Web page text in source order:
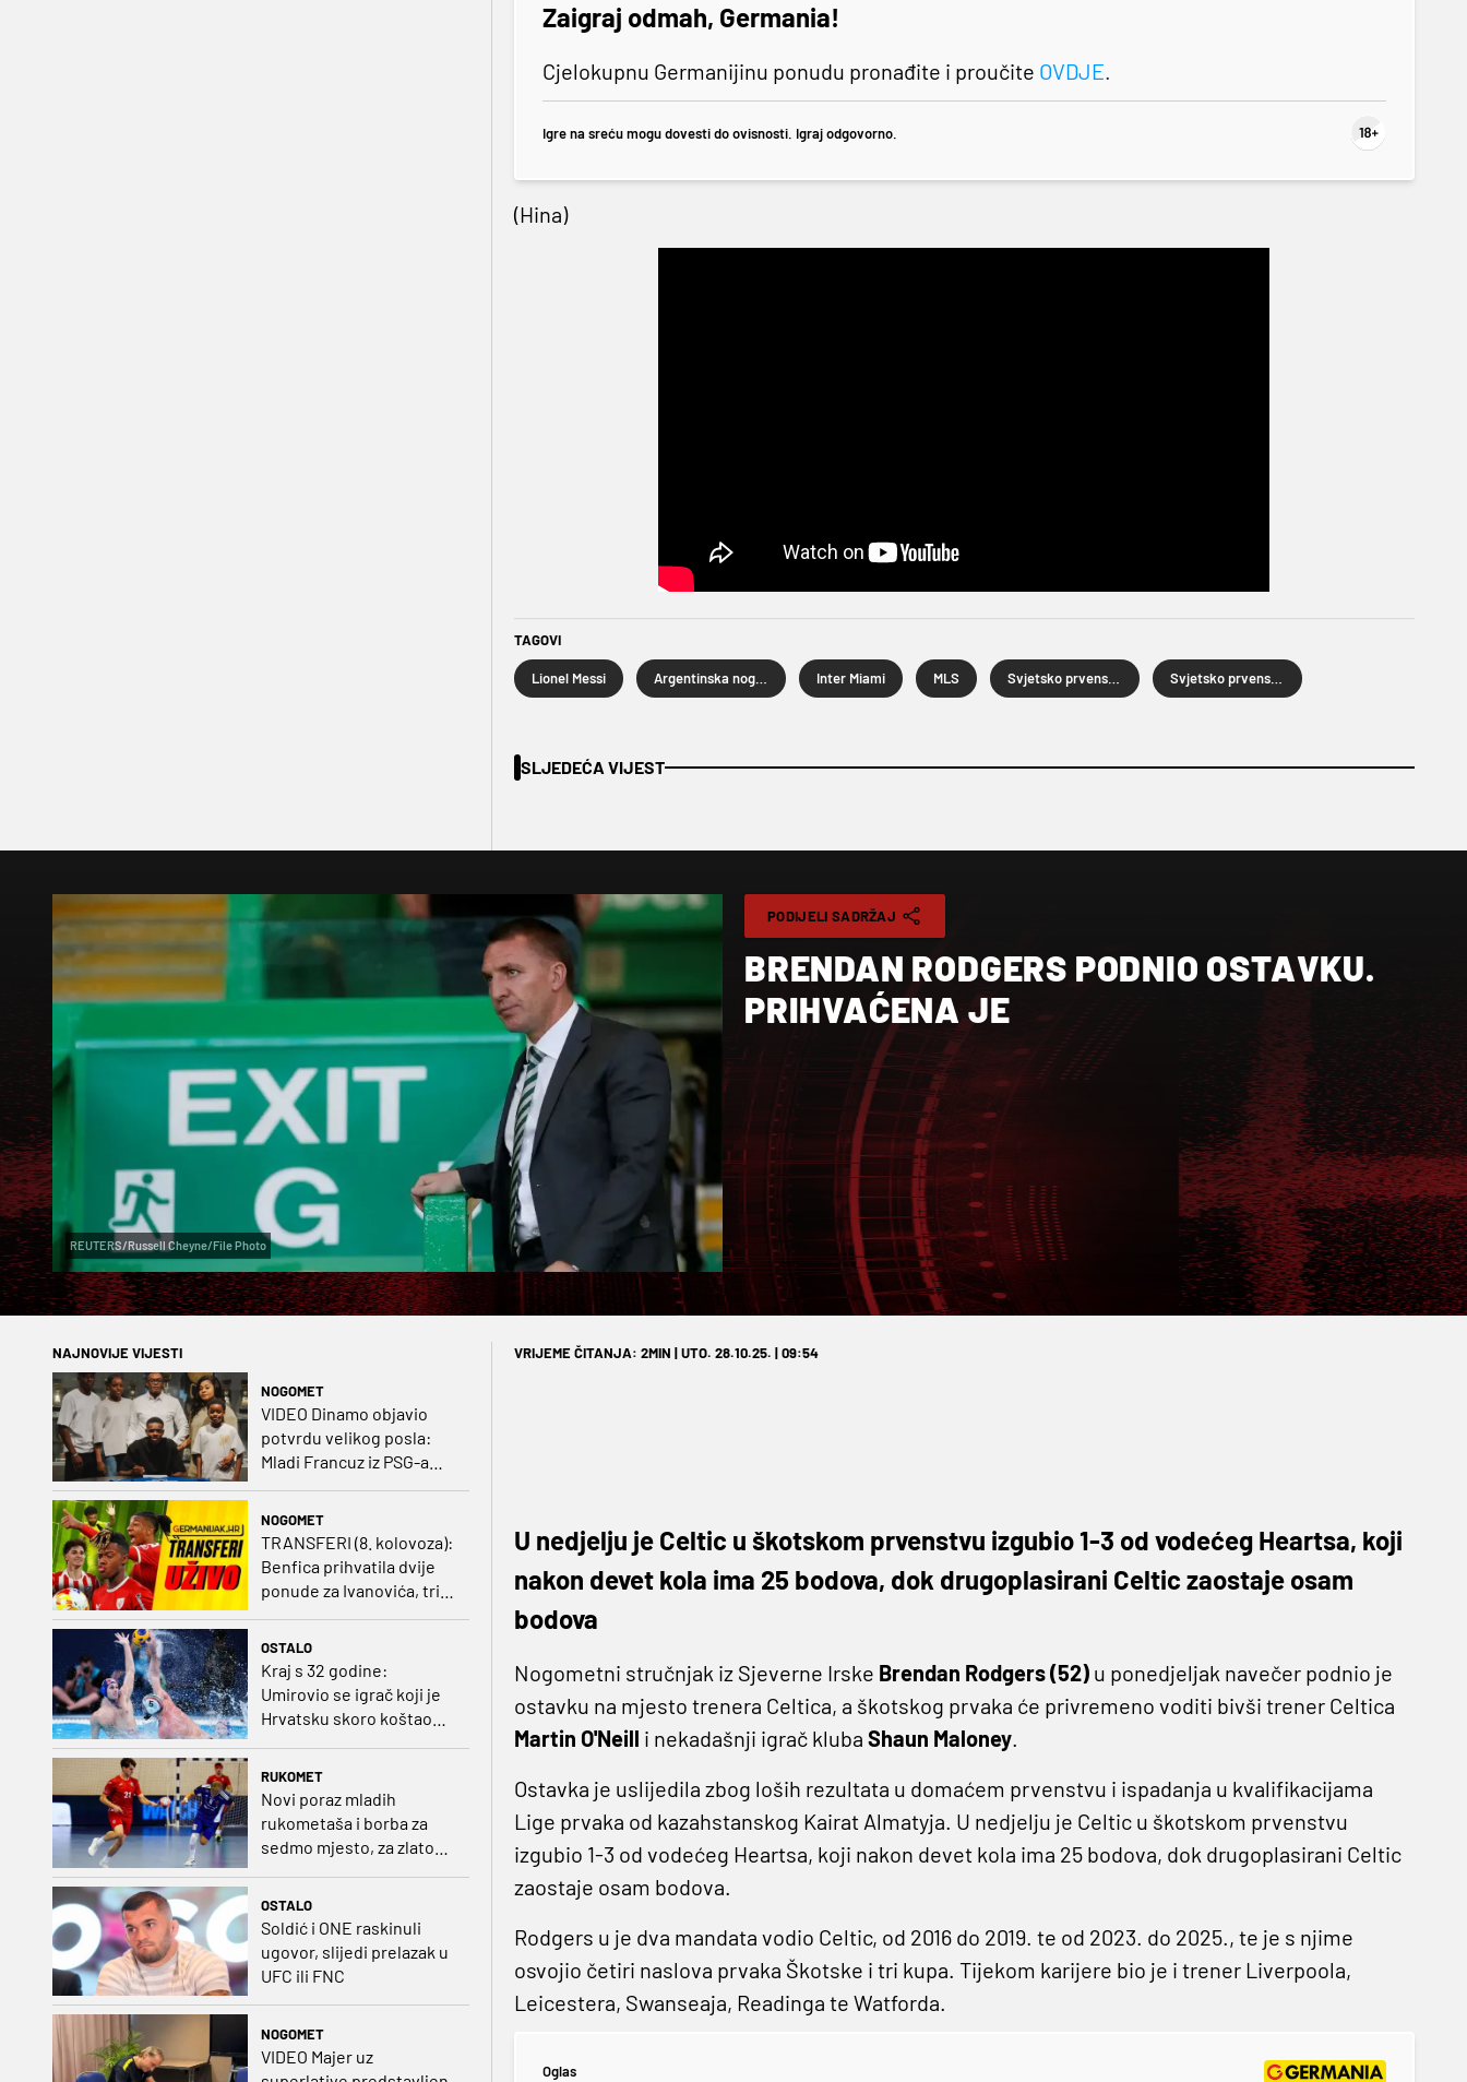
Zaigraj odmah, Germania!
Cjelokupnu Germanijinu ponudu pronađite i proučite OVDJE.
Igre na sreću mogu dovesti do ovisnosti. Igraj odgovorno.
(Hina)
TAGOVI
Lionel Messi Argentinska nogometna reprezentacija Inter Miami MLS Svjetsko prvenstvo u nogometu Svjetsko prvenstvo u nogometu 2026.
SLJEDEĆA VIJEST
REUTERS/Russell Cheyne/File Photo
PODIJELI SADRŽAJ
BRENDAN RODGERS PODNIO OSTAVKU.
PRIHVAĆENA JE
NAJNOVIJE VIJESTI
NOGOMET
VIDEO Dinamo objavio
potvrdu velikog posla:
Mladi Francuz iz PSG-a
zadužio dres Plavih!
NOGOMET
TRANSFERI (8. kolovoza):
Benfica prihvatila dvije
ponude za Ivanovića, tri
OSTALO
Kraj s 32 godine:
Umirovio se igrač koji je
Hrvatsku skoro koštao
RUKOMET
Novi poraz mladih
rukometaša i borba za
sedmo mjesto, za zlato
OSTALO
Soldić i ONE raskinuli
ugovor, slijedi prelazak u
UFC ili FNC
NOGOMET
VIDEO Majer uz
VRIJEME ČITANJA: 2MIN | UTO. 28.10.25. | 09:54
U nedjelju je Celtic u škotskom prvenstvu izgubio 1-3 od vodećeg Heartsa, koji
nakon devet kola ima 25 bodova, dok drugoplasirani Celtic zaostaje osam
bodova
Nogometni stručnjak iz Sjeverne Irske Brendan Rodgers (52)u ponedjeljak navečer podnio je
ostavku na mjesto trenera Celtica, a škotskog prvaka će privremeno voditi bivši trener Celtica
Martin O'Neill i nekadašnji igrač kluba Shaun Maloney.
Ostavka je uslijedila zbog loših rezultata u domaćem prvenstvu i ispadanja u kvalifikacijama
Lige prvaka od kazahstanskog Kairat Almatyja. U nedjelju je Celtic u škotskom prvenstvu
izgubio 1-3 od vodećeg Heartsa, koji nakon devet kola ima 25 bodova, dok drugoplasirani Celtic
zaostaje osam bodova.
Rodgers u je dva mandata vodio Celtic, od 2016 do 2019. te od 2023. do 2025., te je s njime
osvojio četiri naslova prvaka Škotske i tri kupa. Tijekom karijere bio je i trener Liverpoola,
Leicestera, Swanseaja, Readinga te Watforda.
Oglas